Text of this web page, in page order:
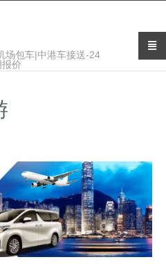
场包车|中港车接送-24
价